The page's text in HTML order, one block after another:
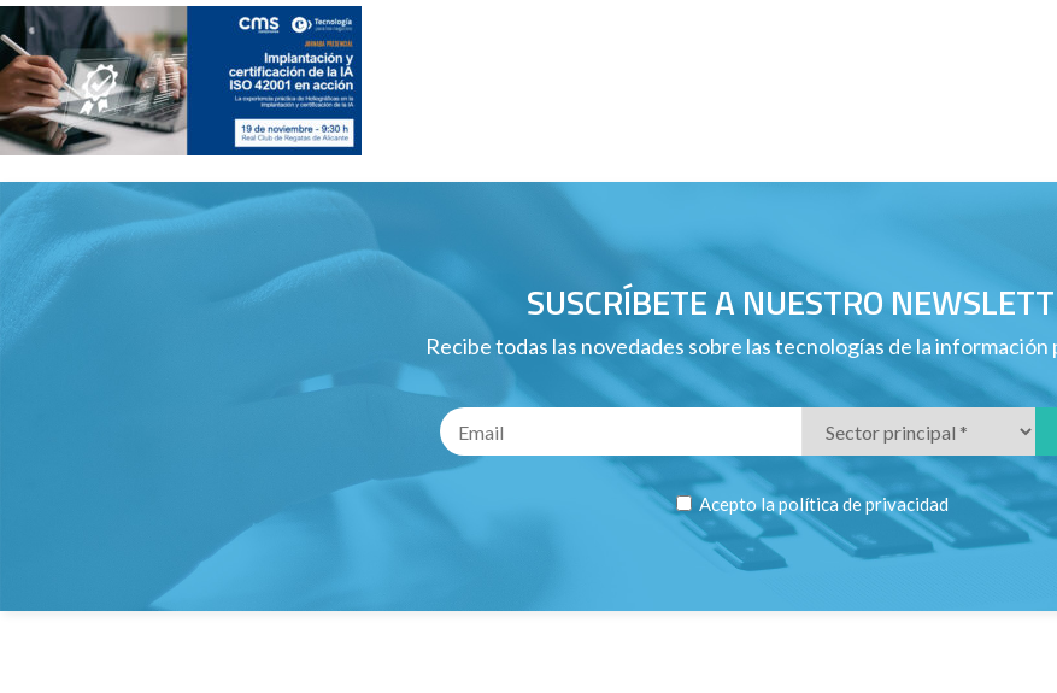
SUSCRÍBETE A NUESTRO
Recibe todas las novedades sobre las tecnologías de la información
Acepto lapolítica de privacidad